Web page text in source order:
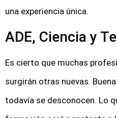
una experiencia única.
ADE, Ciencia y
Es cierto que muchas
surgirán otras nuevas.
todavía se desconocen. Lo